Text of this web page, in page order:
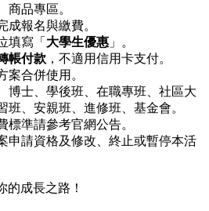
商品專區。
成報名與繳費。
填寫「 大學生優惠 」。
帳付款 ，不適用信用卡支付。
案合併使用。
博士、學後班、在職專班、社區大
班、安親班、進修班、基金會。
標準請參考官網公告。
申請資格及修改、終止或暫停本活
的成長之路！